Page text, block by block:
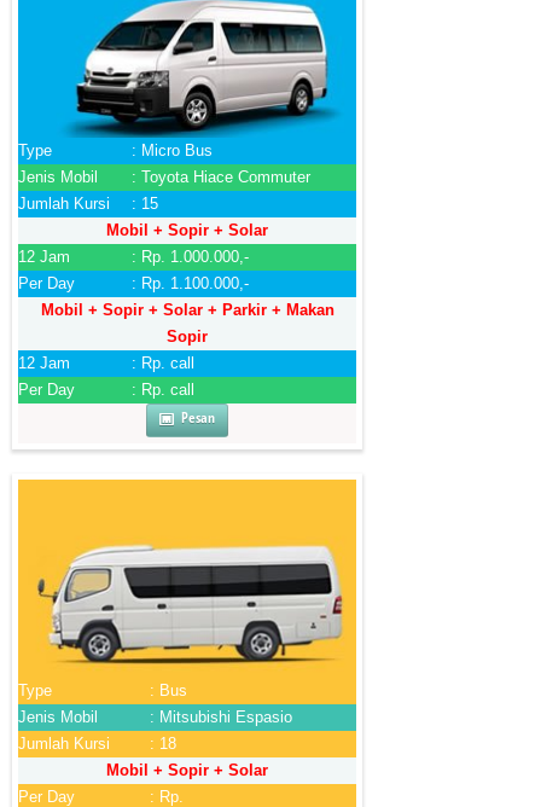
Type
: Micro Bus
Jenis Mobil
: Toyota Hiace Commuter
Jumlah Kursi
: 15
Mobil + Sopir + Solar
12 Jam
: Rp. 1.000.000,-
Per Day
: Rp. 1.100.000,-
Mobil + Sopir + Solar + Parkir + Makan
Sopir
12 Jam
: Rp. call
Per Day
: Rp. call
Pesan
Type
: Bus
Jenis Mobil
: Mitsubishi Espasio
Jumlah Kursi
: 18
Mobil + Sopir + Solar
Per Day
: Rp.